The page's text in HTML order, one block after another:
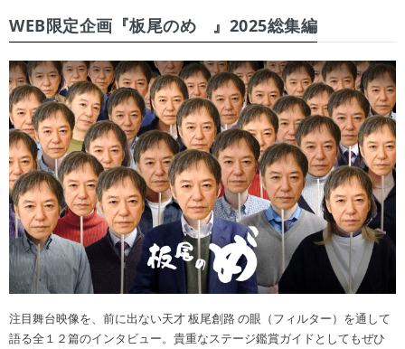
WEB限定企画『板尾のめ゙』2025総集編
注目舞台映像を、前に出ない天才 板尾創路 の眼（フィルター）を通して
語る全１２篇のインタビュー。貴重なステージ鑑賞ガイドとしてもぜひ